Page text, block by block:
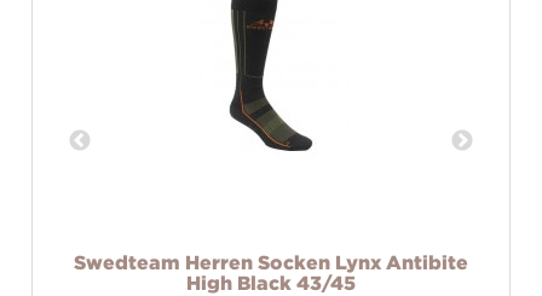
Swedteam Herren Socken Lynx Antibite
High Black 43/45